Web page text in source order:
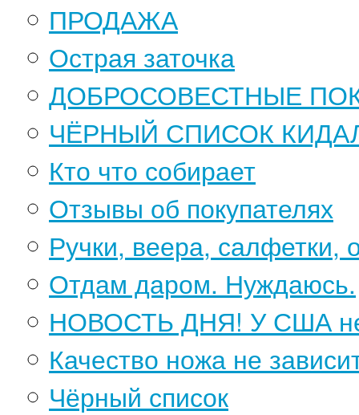
ПРОДАЖА
Острая заточка
ДОБРОСОВЕСТНЫЕ
ЧЁРНЫЙ СПИСОК
Кто что собирает
Отзывы об покупателях
Ручки, веера, салфетки,
Отдам даром. Нуждаюсь.
НОВОСТЬ ДНЯ! У США
Качество ножа не
Чёрный список